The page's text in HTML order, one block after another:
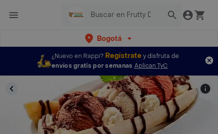
Bogotá
¿Nuevo en Rappi? Regístratey disfruta de
envíos gratis por semanas Aplican TyC